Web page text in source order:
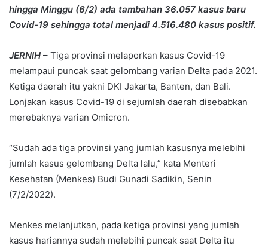
hingga Minggu (6/2) ada tambahan 36.057 kasus baru
Covid-19 sehingga total menjadi 4.516.480 kasus positif.
JERNIH – Tiga provinsi melaporkan kasus Covid-19
melampaui puncak saat gelombang varian Delta pada 2021.
Ketiga daerah itu yakni DKI Jakarta, Banten, dan Bali.
Lonjakan kasus Covid-19 di sejumlah daerah disebabkan
merebaknya varian Omicron.
“Sudah ada tiga provinsi yang jumlah kasusnya melebihi
jumlah kasus gelombang Delta lalu,” kata Menteri
Kesehatan (Menkes) Budi Gunadi Sadikin, Senin
(7/2/2022).
Menkes melanjutkan, pada ketiga provinsi yang jumlah
kasus hariannya sudah melebihi puncak saat Delta itu